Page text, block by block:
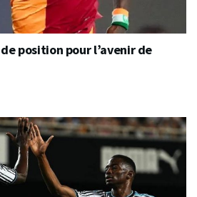
position pour l’avenir de